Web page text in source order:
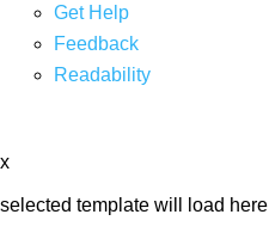
Get Help
Feedback
Readability
x
selected template will load here